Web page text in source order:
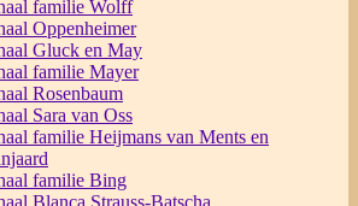
familie Wolff
Oppenheimer
Gluck en May
familie Mayer
Rosenbaum
Sara van Oss
familie Heijmans van Ments en
familie Bing
Blanca Strauss-Batscha